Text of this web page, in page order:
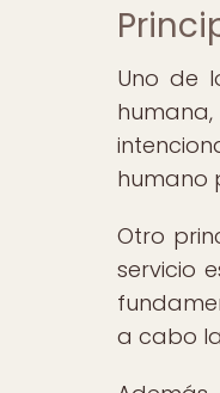
Uno de
humano
Otro
servicio
a cabo